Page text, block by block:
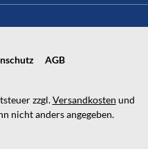
AGB
zzgl.Versandkosten und
nicht anders angegeben.